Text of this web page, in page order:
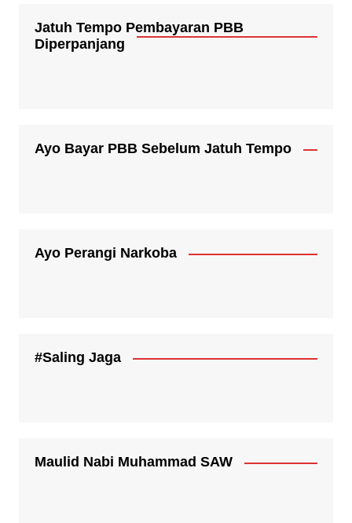
Jatuh Tempo Pembayaran PBB
Diperpanjang
Ayo Bayar PBB Sebelum Jatuh Tempo
Ayo Perangi Narkoba
#Saling Jaga
Maulid Nabi Muhammad SAW